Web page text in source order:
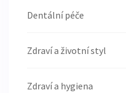
Dentální péče
Zdraví a životní styl
Zdraví a hygiena